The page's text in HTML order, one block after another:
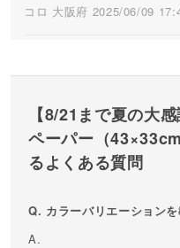
コロ 大阪府 2025/06/09
た！
いかにも青という感じ
青で、初めての患者様
がすっきり見えるのが
い雰囲気になりました。
【8/21まで夏の大
ペーパー（
るよくある質問
カラーバリエーションを